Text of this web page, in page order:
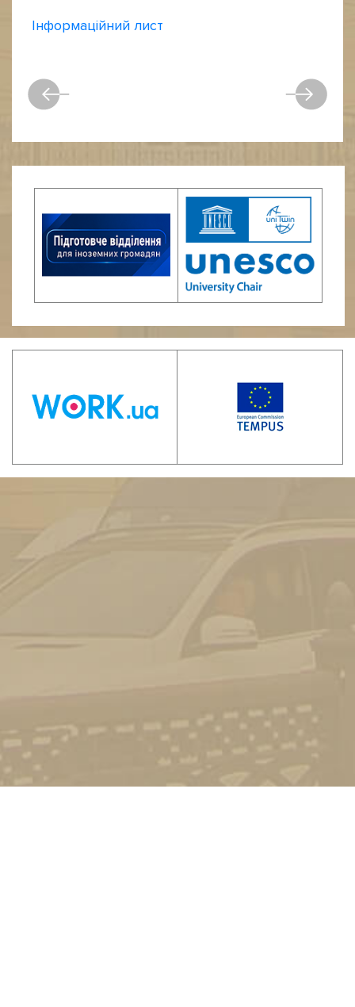
Інформаційний лиcт